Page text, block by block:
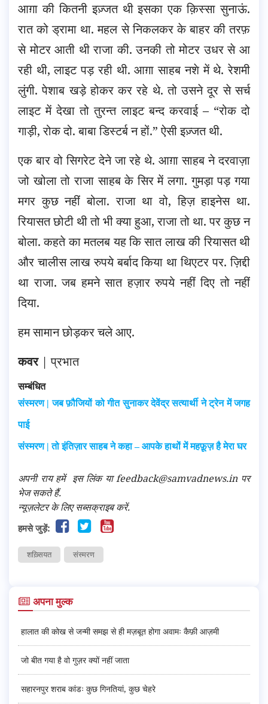
आग़ा की कितनी इज़्जत थी इसका एक क़िस्सा सुनाऊं.
रात को ड्रामा था. महल से निकलकर के बाहर की तरफ़
से मोटर आती थी राजा की. उनकी तो मोटर उधर से आ
रही थी, लाइट पड़ रही थी. आग़ा साहब नशे में थे. रेशमी
लुंगी. पेशाब खड़े होकर कर रहे थे. तो उसने दूर से सर्च
लाइट में देखा तो तुरन्त लाइट बन्द करवाई – “रोक दो
गाड़ी, रोक दो. बाबा डिस्टर्ब न हों.” ऐसी इज़्जत थी.
एक बार वो सिगरेट देने जा रहे थे. आग़ा साहब ने दरवाज़ा
जो खोला तो राजा साहब के सिर में लगा. गुमड़ा पड़ गया
मगर कुछ नहीं बोला. राजा था वो, हिज़ हाइनेस था.
रियासत छोटी थी तो भी क्या हुआ, राजा तो था. पर कुछ न
बोला. कहते का मतलब यह कि सात लाख की रियासत थी
और चालीस लाख रुपये बर्बाद किया था थिएटर पर. ज़िद्दी
था राजा. जब हमने सात हज़ार रुपये नहीं दिए तो नहीं
दिया.
हम सामान छोड़कर चले आए.
कवर|प्रभात
सम्बंधित
संस्मरण | जब फ़ौजियों को गीत सुनाकर देवेंद्र सत्यार्थी ने ट्रेन में जगह
पाई
संस्मरण | तो इंतिज़ार साहब ने कहा – आपके हाथों में महफ़ूज़ है मेरा घर
अपनी राय हमें इस लिंक या feedback@samvadnews.in पर
भेज सकते हैं.
न्यूज़लेटर के लिए सब्सक्राइब करें.
हमसे जुड़ें:
शख़्सियत संस्मरण
अपना मुल्क
हालात की कोख से जन्मी समझ से ही मज़बूत होगा अवामः कैफ़ी आज़मी
जो बीत गया है वो गुज़र क्यों नहीं जाता
सहारनपुर शराब कांडः कुछ गिनतियां, कुछ चेहरे